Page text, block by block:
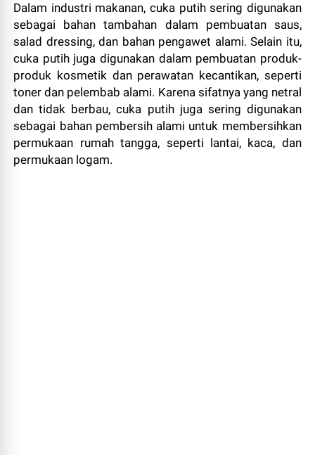
Dalam industri makanan, cuka putih sering digunakan
sebagai bahan tambahan dalam pembuatan saus,
salad dressing, dan bahan pengawet alami. Selain itu,
cuka putih juga digunakan dalam pembuatan produk-
produk kosmetik dan perawatan kecantikan, seperti
toner dan pelembab alami. Karena sifatnya yang netral
dan tidak berbau, cuka putih juga sering digunakan
sebagai bahan pembersih alami untuk membersihkan
permukaan rumah tangga, seperti lantai, kaca, dan
permukaan logam.